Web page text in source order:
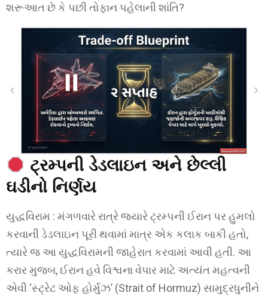
શરૂઆત છે કે પછી તોફાન પહેલાની શાંતિ?
ટ્રમ્પની ડેડલાઇન અને છેલ્લી
ઘડીનો નિર્ણય
યુદ્ધવિરામ : મંગળવારે રાત્રે જ્યારે ટ્રમ્પની ઈરાન પર હુમલો
કરવાની ડેડલાઇન પૂરી થવામાં માત્ર એક કલાક બાકી હતો,
ત્યારે જ આ યુદ્ધવિરામની જાહેરાત કરવામાં આવી હતી. આ
કરાર મુજબ, ઈરાન હવે વિશ્વના વેપાર માટે અત્યંત મહત્વની
એવી ‘સ્ટ્રેટ ઓફ હોર્મુઝ’ (Strait of Hormuz) સામુદ્રધુનીને